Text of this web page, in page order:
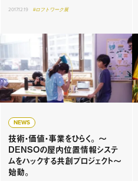
2017.12.19 #ロフトワーク展
NEWS
技術・価値・事業をひらく。 〜
DENSOの屋内位置情報システ
ムをハックする共創プロジェクト〜
始動。